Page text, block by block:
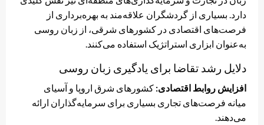
دارد. بسیاری از گردشگران علاقه‌مند به بهره‌برداری از
فرصت‌های اقتصادی در کشورهای شرقی، از زبان روسی
به‌عنوان ابزاری استراتژیک استفاده می‌کنند.
دلایل رشد تقاضا برای یادگیری زبان روسی
افزایش روابط اقتصادی: کشورهای شرق اروپا و آسیای
میانه فرصت‌های تجاری بسیاری برای سرمایه‌گذاران ارائه
می‌دهند.